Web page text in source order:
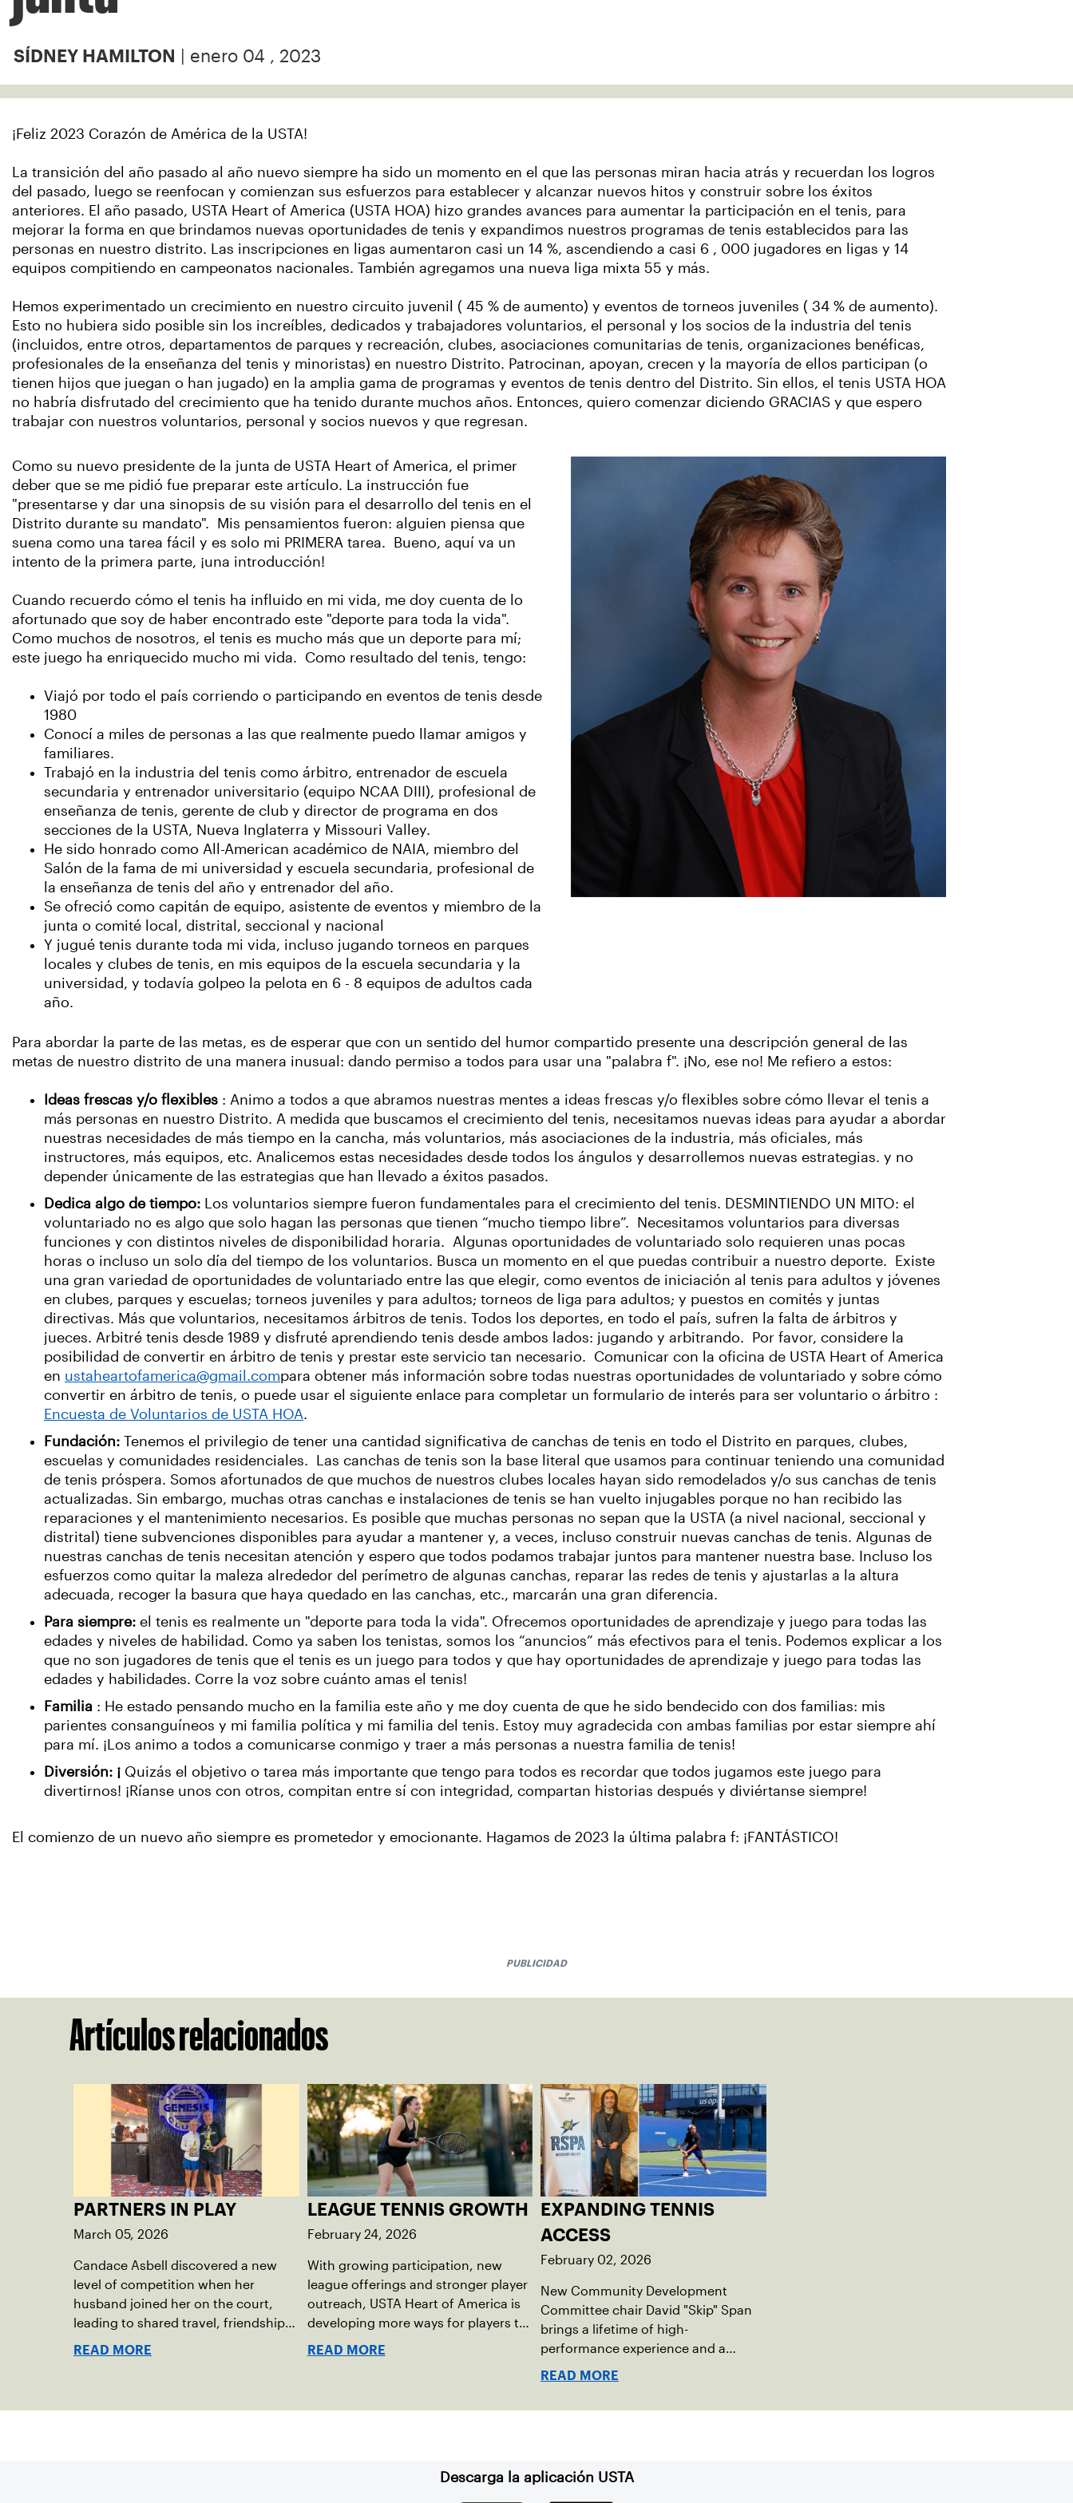
SÍDNEY HAMILTON | enero 04 , 2023
¡Feliz 2023 Corazón de América de la USTA!
La transición del año pasado al año nuevo siempre ha sido un momento en el que las personas miran hacia atrás y recuerdan los logros
del pasado, luego se reenfocan y comienzan sus esfuerzos para establecer y alcanzar nuevos hitos y construir sobre los éxitos
anteriores. El año pasado, USTA Heart of America (USTA HOA) hizo grandes avances para aumentar la participación en el tenis, para
mejorar la forma en que brindamos nuevas oportunidades de tenis y expandimos nuestros programas de tenis establecidos para las
personas en nuestro distrito. Las inscripciones en ligas aumentaron casi un 14 %, ascendiendo a casi 6 , 000 jugadores en ligas y 14
equipos compitiendo en campeonatos nacionales. También agregamos una nueva liga mixta 55 y más.
Hemos experimentado un crecimiento en nuestro circuito juvenil ( 45 % de aumento) y eventos de torneos juveniles ( 34 % de aumento).
Esto no hubiera sido posible sin los increíbles, dedicados y trabajadores voluntarios, el personal y los socios de la industria del tenis
(incluidos, entre otros, departamentos de parques y recreación, clubes, asociaciones comunitarias de tenis, organizaciones benéficas,
profesionales de la enseñanza del tenis y minoristas) en nuestro Distrito. Patrocinan, apoyan, crecen y la mayoría de ellos participan (o
tienen hijos que juegan o han jugado) en la amplia gama de programas y eventos de tenis dentro del Distrito. Sin ellos, el tenis USTA HOA
no habría disfrutado del crecimiento que ha tenido durante muchos años. Entonces, quiero comenzar diciendo GRACIAS y que espero
trabajar con nuestros voluntarios, personal y socios nuevos y que regresan.
Como su nuevo presidente de la junta de USTA Heart of America, el primer
deber que se me pidió fue preparar este artículo. La instrucción fue
"presentarse y dar una sinopsis de su visión para el desarrollo del tenis en el
Distrito durante su mandato". Mis pensamientos fueron: alguien piensa que
suena como una tarea fácil y es solo mi PRIMERA tarea. Bueno, aquí va un
intento de la primera parte, ¡una introducción!
Cuando recuerdo cómo el tenis ha influido en mi vida, me doy cuenta de lo
afortunado que soy de haber encontrado este "deporte para toda la vida".
Como muchos de nosotros, el tenis es mucho más que un deporte para mí;
este juego ha enriquecido mucho mi vida. Como resultado del tenis, tengo:
Viajó por todo el país corriendo o participando en eventos de tenis desde
1980
Conocí a miles de personas a las que realmente puedo llamar amigos y
familiares.
Trabajó en la industria del tenis como árbitro, entrenador de escuela
secundaria y entrenador universitario (equipo NCAA DIII), profesional de
enseñanza de tenis, gerente de club y director de programa en dos
secciones de la USTA, Nueva Inglaterra y Missouri Valley.
He sido honrado como All-American académico de NAIA, miembro del
Salón de la fama de mi universidad y escuela secundaria, profesional de
la enseñanza de tenis del año y entrenador del año.
Se ofreció como capitán de equipo, asistente de eventos y miembro de la
junta o comité local, distrital, seccional y nacional
Y jugué tenis durante toda mi vida, incluso jugando torneos en parques
locales y clubes de tenis, en mis equipos de la escuela secundaria y la
universidad, y todavía golpeo la pelota en 6 - 8 equipos de adultos cada
año.
Para abordar la parte de las metas, es de esperar que con un sentido del humor compartido presente una descripción general de las
metas de nuestro distrito de una manera inusual: dando permiso a todos para usar una "palabra f". ¡No, ese no! Me refiero a estos:
Ideas frescas y/o flexibles : Animo a todos a que abramos nuestras mentes a ideas frescas y/o flexibles sobre cómo llevar el tenis a
más personas en nuestro Distrito. A medida que buscamos el crecimiento del tenis, necesitamos nuevas ideas para ayudar a abordar
nuestras necesidades de más tiempo en la cancha, más voluntarios, más asociaciones de la industria, más oficiales, más
instructores, más equipos, etc. Analicemos estas necesidades desde todos los ángulos y desarrollemos nuevas estrategias. y no
depender únicamente de las estrategias que han llevado a éxitos pasados.
Dedica algo de tiempo: Los voluntarios siempre fueron fundamentales para el crecimiento del tenis. DESMINTIENDO UN MITO: el
voluntariado no es algo que solo hagan las personas que tienen “mucho tiempo libre”. Necesitamos voluntarios para diversas
funciones y con distintos niveles de disponibilidad horaria. Algunas oportunidades de voluntariado solo requieren unas pocas
horas o incluso un solo día del tiempo de los voluntarios. Busca un momento en el que puedas contribuir a nuestro deporte. Existe
una gran variedad de oportunidades de voluntariado entre las que elegir, como eventos de iniciación al tenis para adultos y jóvenes
en clubes, parques y escuelas; torneos juveniles y para adultos; torneos de liga para adultos; y puestos en comités y juntas
directivas. Más que voluntarios, necesitamos árbitros de tenis. Todos los deportes, en todo el país, sufren la falta de árbitros y
jueces. Arbitré tenis desde 1989 y disfruté aprendiendo tenis desde ambos lados: jugando y arbitrando. Por favor, considere la
posibilidad de convertir en árbitro de tenis y prestar este servicio tan necesario. Comunicar con la oficina de USTA Heart of America
en ustaheartofamerica@gmail.compara obtener más información sobre todas nuestras oportunidades de voluntariado y sobre cómo
convertir en árbitro de tenis, o puede usar el siguiente enlace para completar un formulario de interés para ser voluntario o árbitro :
Encuesta de Voluntarios de USTA HOA.
Fundación: Tenemos el privilegio de tener una cantidad significativa de canchas de tenis en todo el Distrito en parques, clubes,
escuelas y comunidades residenciales. Las canchas de tenis son la base literal que usamos para continuar teniendo una comunidad
de tenis próspera. Somos afortunados de que muchos de nuestros clubes locales hayan sido remodelados y/o sus canchas de tenis
actualizadas. Sin embargo, muchas otras canchas e instalaciones de tenis se han vuelto injugables porque no han recibido las
reparaciones y el mantenimiento necesarios. Es posible que muchas personas no sepan que la USTA (a nivel nacional, seccional y
distrital) tiene subvenciones disponibles para ayudar a mantener y, a veces, incluso construir nuevas canchas de tenis. Algunas de
nuestras canchas de tenis necesitan atención y espero que todos podamos trabajar juntos para mantener nuestra base. Incluso los
esfuerzos como quitar la maleza alrededor del perímetro de algunas canchas, reparar las redes de tenis y ajustarlas a la altura
adecuada, recoger la basura que haya quedado en las canchas, etc., marcarán una gran diferencia.
Para siempre: el tenis es realmente un "deporte para toda la vida". Ofrecemos oportunidades de aprendizaje y juego para todas las
edades y niveles de habilidad. Como ya saben los tenistas, somos los “anuncios” más efectivos para el tenis. Podemos explicar a los
que no son jugadores de tenis que el tenis es un juego para todos y que hay oportunidades de aprendizaje y juego para todas las
edades y habilidades. Corre la voz sobre cuánto amas el tenis!
Familia : He estado pensando mucho en la familia este año y me doy cuenta de que he sido bendecido con dos familias: mis
parientes consanguíneos y mi familia política y mi familia del tenis. Estoy muy agradecida con ambas familias por estar siempre ahí
para mí. ¡Los animo a todos a comunicarse conmigo y traer a más personas a nuestra familia de tenis!
Diversión: ¡ Quizás el objetivo o tarea más importante que tengo para todos es recordar que todos jugamos este juego para
divertirnos! ¡Ríanse unos con otros, compitan entre sí con integridad, compartan historias después y diviértanse siempre!
El comienzo de un nuevo año siempre es prometedor y emocionante. Hagamos de 2023 la última palabra f: ¡FANTÁSTICO!
PUBLICIDAD
Artículos relacionados
PARTNERS IN PLAY
March 05, 2026
Candace Asbell discovered a new
level of competition when her
husband joined her on the court,
leading to shared travel, friendships
and memorable husband-wife
READ MORE
LEAGUE TENNIS GROWTH
February 24, 2026
With growing participation, new
league offerings and stronger player
outreach, USTA Heart of America is
developing more ways for players to
get involved in league tennis.
READ MORE
EXPANDING TENNIS
ACCESS
February 02, 2026
New Community Development
Committee chair David "Skip" Span
brings a lifetime of high-
performance experience and a
grassroots mindset to growing
READ MORE
Descarga la aplicación USTA